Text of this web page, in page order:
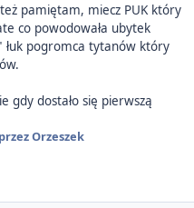
pamiętam, miecz PUK który
co powodowała ubytek
łuk pogromca tytanów który
gdy dostało się pierwszą
przez Orzeszek